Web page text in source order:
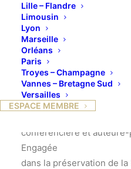
Lille – Flandre
Limousin
Lyon
Marseille
Orléans
Paris
Troyes – Champagne
Vannes – Bretagne Sud
Versailles
ESPACE MEMBRE
conférencière et
Engagée
dans la préservation de